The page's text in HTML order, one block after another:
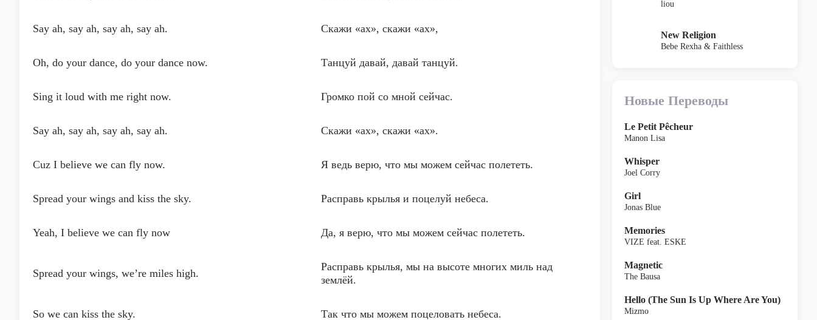
Say ah, say ah, say ah, say ah. Скажи «ах», скажи «ах»,
Oh, do your dance, do your dance now. Танцуй давай, давай танцуй.
Sing it loud with me right now. Громко пой со мной сейчас.
Say ah, say ah, say ah, say ah. Скажи «ах», скажи «ах».
Cuz I believe we can fly now. Я ведь верю, что мы можем сейчас полететь.
Spread your wings and kiss the sky. Расправь крылья и поцелуй небеса.
Yeah, I believe we can fly now Да, я верю, что мы можем сейчас полететь.
Spread your wings, we’re miles high.
Расправь крылья, мы на высоте многих миль над
землёй.
So we can kiss the sky. Так что мы можем поцеловать небеса.
liou
New Religion
Bebe Rexha & Faithless
Новые Переводы
Le Petit Pêcheur
Manon Lisa
Whisper
Joel Corry
Girl
Jonas Blue
Memories
VIZE feat. ESKE
Magnetic
The Bausa
Hello (The Sun Is Up Where Are You)
Mizmo